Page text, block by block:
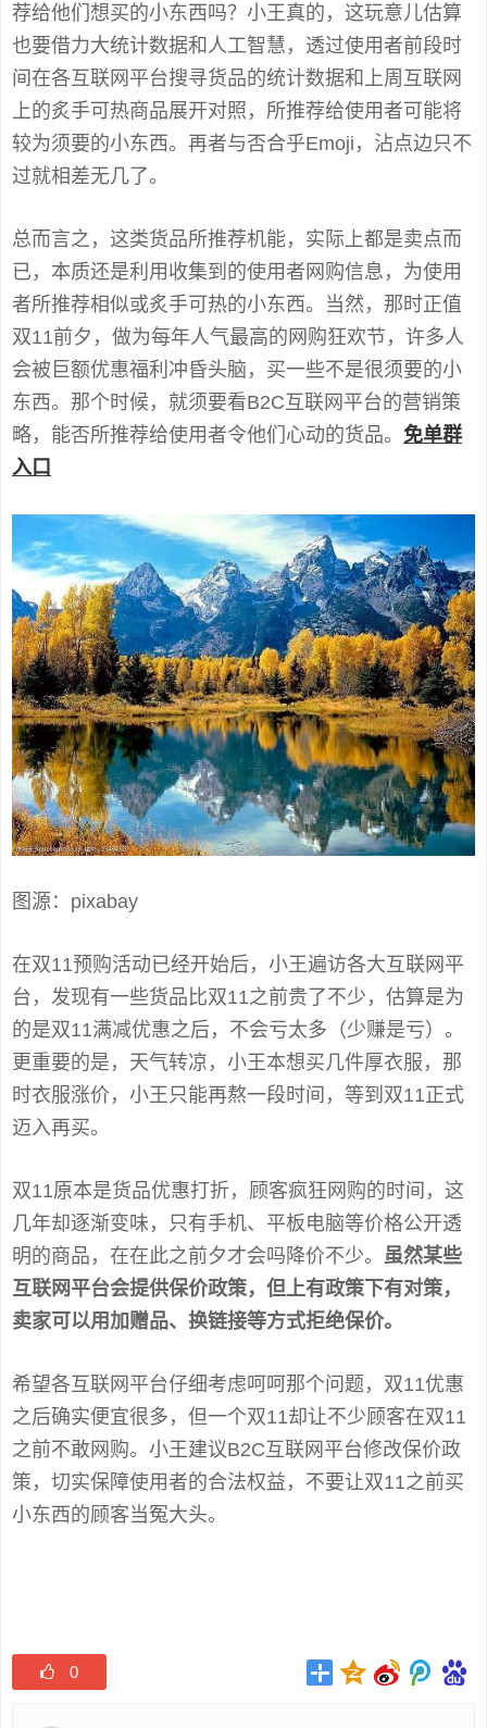
荐给他们想买的小东西吗？小王真的，这玩意儿估算
也要借力大统计数据和人工智慧，透过使用者前段时
间在各互联网平台搜寻货品的统计数据和上周互联网
上的炙手可热商品展开对照，所推荐给使用者可能将
较为须要的小东西。再者与否合乎Emoji，沾点边只不
过就相差无几了。
总而言之，这类货品所推荐机能，实际上都是卖点而
已，本质还是利用收集到的使用者网购信息，为使用
者所推荐相似或炙手可热的小东西。当然，那时正值
双11前夕，做为每年人气最高的网购狂欢节，许多人
会被巨额优惠福利冲昏头脑，买一些不是很须要的小
东西。那个时候，就须要看B2C互联网平台的营销策
略，能否所推荐给使用者令他们心动的货品。 免单群
入口
图源：pixabay
在双11预购活动已经开始后，小王遍访各大互联网平
台，发现有一些货品比双11之前贵了不少，估算是为
的是双11满减优惠之后，不会亏太多（少赚是亏）。
更重要的是，天气转凉，小王本想买几件厚衣服，那
时衣服涨价，小王只能再熬一段时间，等到双11正式
迈入再买。
双11原本是货品优惠打折，顾客疯狂网购的时间，这
几年却逐渐变味，只有手机、平板电脑等价格公开透
明的商品，在在此之前夕才会吗降价不少。 虽然某些
互联网平台会提供保价政策，但上有政策下有对策，
卖家可以用加赠品、换链接等方式拒绝保价。
希望各互联网平台仔细考虑呵呵那个问题，双11优惠
之后确实便宜很多，但一个双11却让不少顾客在双11
之前不敢网购。小王建议B2C互联网平台修改保价政
策，切实保障使用者的合法权益，不要让双11之前买
小东西的顾客当冤大头。
0